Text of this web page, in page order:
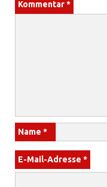
Kommentar*
Name *
E-Mail-Adresse *